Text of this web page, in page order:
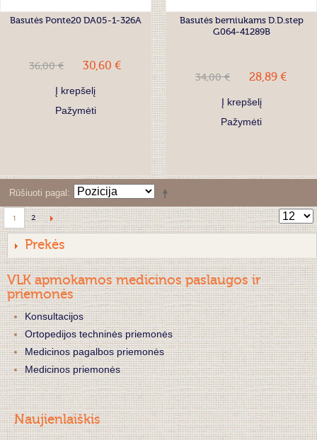
Basutės Ponte20 DA05-1-326A
36,00 € 30,60 €
Į krepšelį
Pažymėti
Basutės berniukams D.D.step
G064-41289B
34,00 € 28,89 €
Į krepšelį
Pažymėti
Rūšiuoti pagal
1 2
Prekės
VLK apmokamos medicinos paslaugos ir
priemonės
Konsultacijos
Ortopedijos techninės priemonės
Medicinos pagalbos priemonės
Medicinos priemonės
Naujienlaiškis